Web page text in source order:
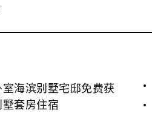
海滨别墅宅邸免费获
套房住宿